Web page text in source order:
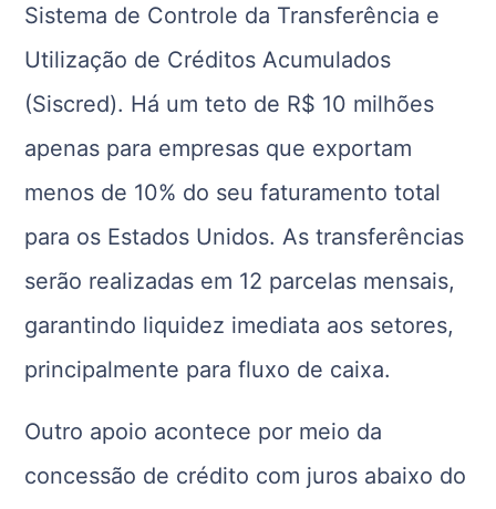
Sistema de Controle da Transferência e
Utilização de Créditos Acumulados
(Siscred). Há um teto de R$ 10 milhões
apenas para empresas que exportam
menos de 10% do seu faturamento total
para os Estados Unidos. As transferências
serão realizadas em 12 parcelas mensais,
garantindo liquidez imediata aos setores,
principalmente para fluxo de caixa.
Outro apoio acontece por meio da
concessão de crédito com juros abaixo do